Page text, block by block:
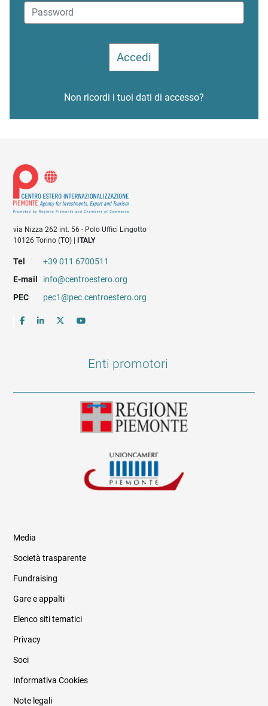
Non ricordi i tuoi dati di accesso?
via Nizza 262 int. 56 - Polo Uffici Lingotto
10126 Torino (TO) |ITALY
Tel
+39 011 6700511
E-mail
info@centroestero.org
PEC
pec1@pec.centroestero.org
Enti promotori
Informazioni legali e trasparenza
Media
Società trasparente
Fundraising
Gare e appalti
Elenco siti tematici
Privacy
Soci
Informativa Cookies
Note legali